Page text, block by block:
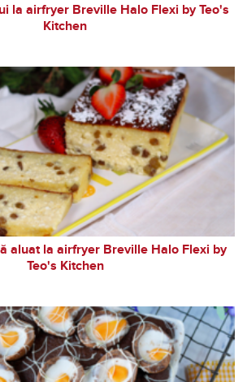
la airfryer Breville Halo Flexi by Teo's
Kitchen
aluat la airfryer Breville Halo Flexi by
Teo's Kitchen